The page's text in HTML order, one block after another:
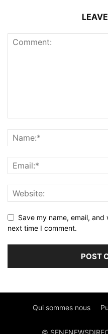
Save my name, email,
next time I comment.
Qui sommes nous